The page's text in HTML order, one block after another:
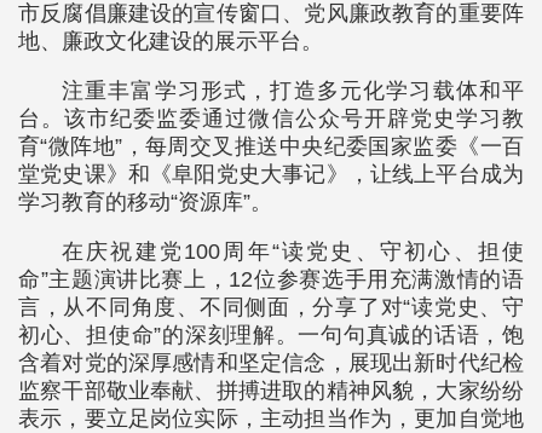
市反腐倡廉建设的宣传窗口、党风廉政教育的重要阵
地、廉政文化建设的展示平台。
注重丰富学习形式，打造多元化学习载体和平
台。该市纪委监委通过微信公众号开辟党史学习教
育“微阵地”，每周交叉推送中央纪委国家监委《一百
堂党史课》和《阜阳党史大事记》，让线上平台成为
学习教育的移动“资源库”。
在庆祝建党100周年“读党史、守初心、担使
命”主题演讲比赛上，12位参赛选手用充满激情的语
言，从不同角度、不同侧面，分享了对“读党史、守
初心、担使命”的深刻理解。一句句真诚的话语，饱
含着对党的深厚感情和坚定信念，展现出新时代纪检
监察干部敬业奉献、拼搏进取的精神风貌，大家纷纷
表示，要立足岗位实际，主动担当作为，更加自觉地